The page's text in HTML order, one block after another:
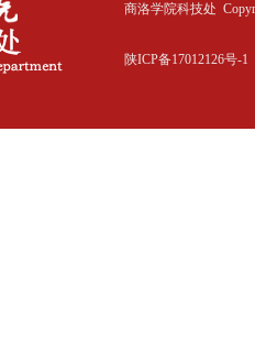
商洛学院科技处
陕ICP备17012126号